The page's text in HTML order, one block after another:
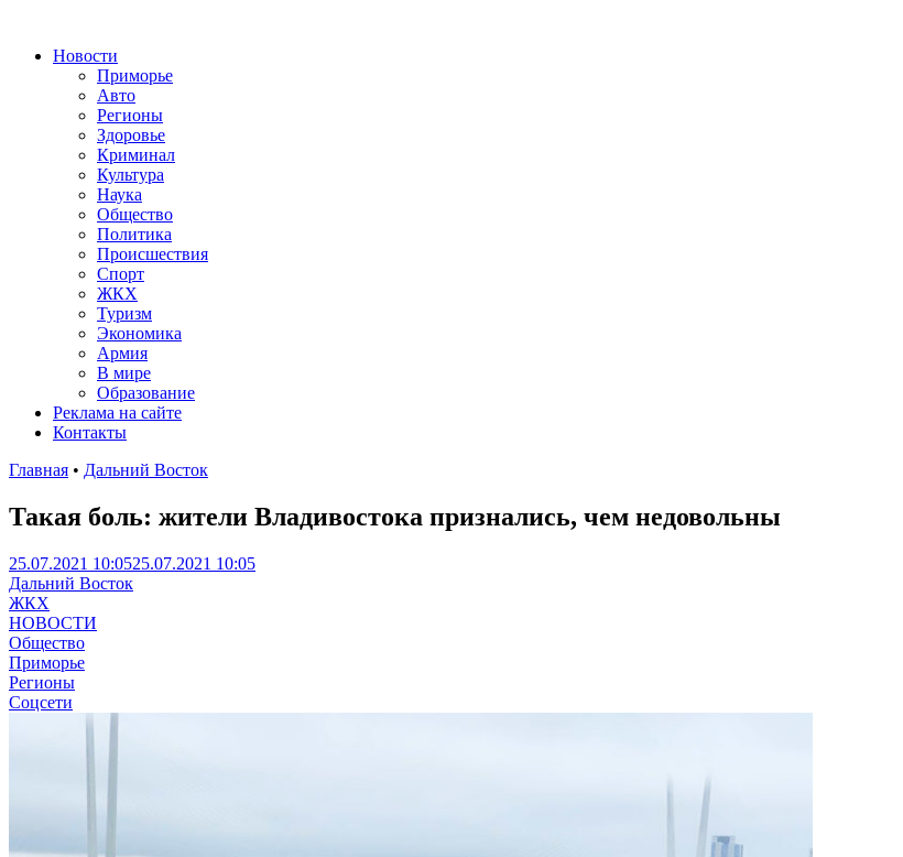
Новости
Приморье
Авто
Регионы
Здоровье
Криминал
Культура
Наука
Общество
Политика
Происшествия
Спорт
ЖКХ
Туризм
Экономика
Армия
В мире
Образование
Реклама на сайте
Контакты
Главная • Дальний Восток
Такая боль: жители Владивостока признались, чем недовольны
25.07.2021 10:0525.07.2021 10:05
Дальний Восток
ЖКХ
НОВОСТИ
Общество
Приморье
Регионы
Соцсети